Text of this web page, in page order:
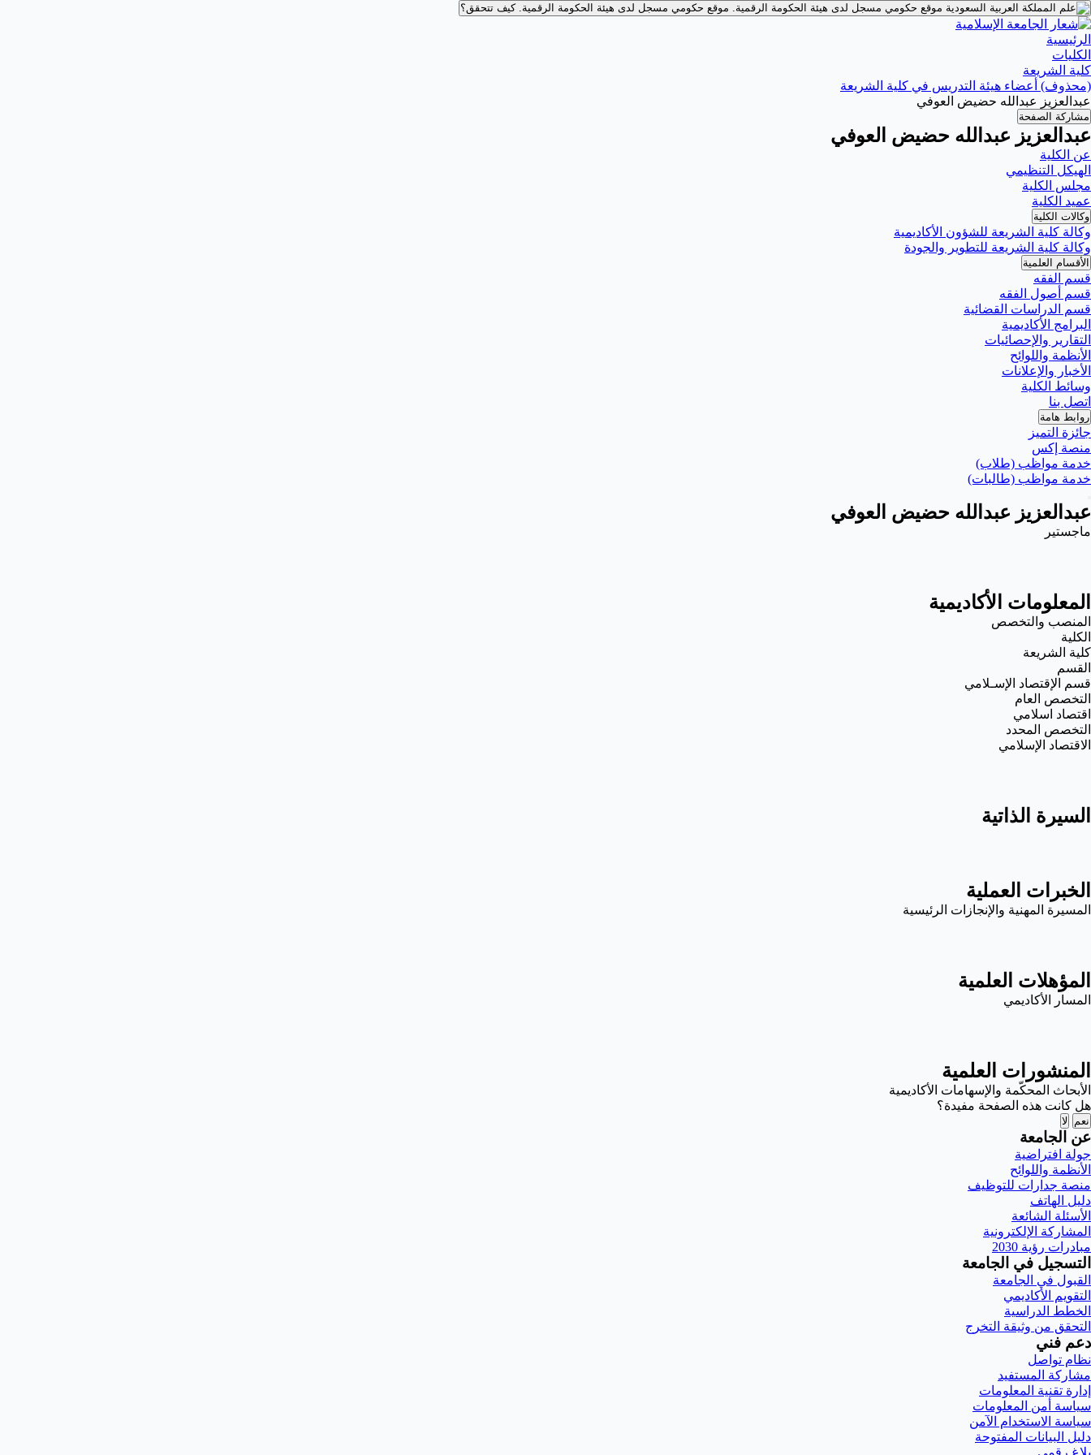
موقع حكومي مسجل لدى هيئة الحكومة الرقمية. موقع حكومي مسجل لدى هيئة الحكومة الرقمية.كيف تتحقق؟
الرئيسية
الكليات
كلية الشريعة
(محذوف) أعضاء هيئة التدريس في كلية الشريعة
عبدالعزيز عبدالله حضيض العوفي
مشاركة الصفحة
عبدالعزيز عبدالله حضيض العوفي
عن الكلية
الهيكل التنظيمي
مجلس الكلية
عميد الكلية
وكالات الكلية
وكالة كلية الشريعة للشؤون الأكاديمية
وكالة كلية الشريعة للتطوير والجودة
الأقسام العلمية
قسم الفقه
قسم أصول الفقه
قسم الدراسات القضائية
البرامج الأكاديمية
التقارير والإحصائيات
الأنظمة واللوائح
الأخبار والإعلانات
وسائط الكلية
اتصل بنا
روابط هامة
جائزة التميز
منصة إكس
خدمة مواظب (طلاب)
خدمة مواظب (طالبات)
عبدالعزيز عبدالله حضيض العوفي
ماجستير
المعلومات الأكاديمية
المنصب والتخصص
الكلية
كلية الشريعة
القسم
قسم الإقتصاد الإسـلامي
التخصص العام
اقتصاد اسلامي
التخصص المحدد
الاقتصاد الإسلامي
السيرة الذاتية
الخبرات العملية
المسيرة المهنية والإنجازات الرئيسية
المؤهلات العلمية
المسار الأكاديمي
المنشورات العلمية
الأبحاث المحكّمة والإسهامات الأكاديمية
هل كانت هذه الصفحة مفيدة؟
نعم لا
عن الجامعة
جولة افتراضية
الأنظمة واللوائح
منصة جدارات للتوظيف
دليل الهاتف
الأسئلة الشائعة
المشاركة الإلكترونية
مبادرات رؤية 2030
التسجيل في الجامعة
القبول في الجامعة
التقويم الأكاديمي
الخطط الدراسية
التحقق من وثيقة التخرج
دعم فني
نظام تواصل
مشاركة المستفيد
إدارة تقنية المعلومات
سياسة أمن المعلومات
سياسة الاستخدام الآمن
دليل البيانات المفتوحة
بلاغ رقمي